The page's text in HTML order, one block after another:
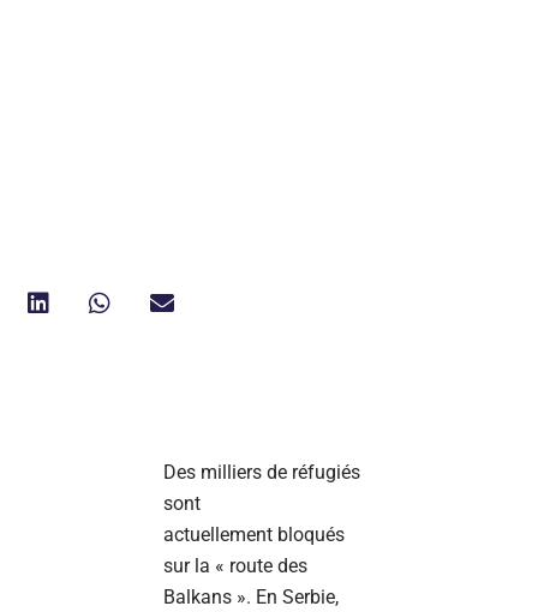
Des milliers de réfugiés
sont
actuellement bloqués
sur la « route des
Balkans ». En Serbie,